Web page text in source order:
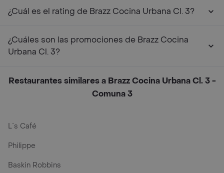
¿Cuál es el rating de Brazz Cocina Urbana Cl. 3?
¿Cuáles son las promociones de Brazz Cocina
Urbana Cl. 3?
Restaurantes similares a Brazz Cocina Urbana Cl. 3 -
Comuna 3
L´s Café
Philippe
Baskin Robbins